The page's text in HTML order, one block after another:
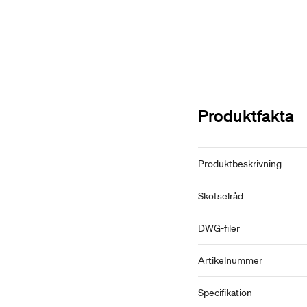
Produktfakta
Produktbeskrivning
Skötselråd
DWG-filer
Artikelnummer
Specifikation